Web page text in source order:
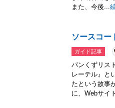
また、今後...
ソースコー
ガイド記事
パンくずリス
レーテル』と
たという故事
に、Webサイ